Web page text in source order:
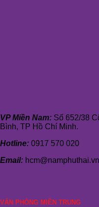
VP Miền Nam: Số 652/38
Bình, TP Hồ Chí Minh.
Hotline: 0917 570 020
Email: hcm@namphuthai.vn
VĂN PHÒNG MIỀN TRUNG